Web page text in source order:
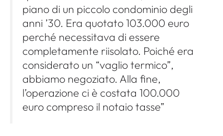
piano di un piccolo condominio degli
anni ’30. Era quotato 103.000 euro
perché necessitava di essere
completamente riisolato. Poiché era
considerato un “vaglio termico”,
abbiamo negoziato. Alla fine,
l’operazione ci è costata 100.000
euro compreso il notaio tasse”